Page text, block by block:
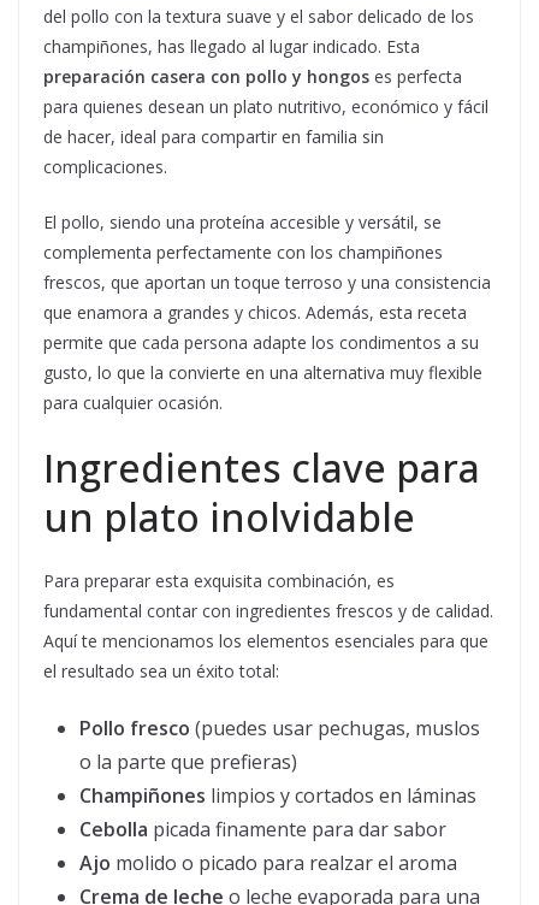
del pollo con la textura suave y el sabor delicado de los
champiñones, has llegado al lugar indicado. Esta
preparación casera con pollo y hongos es perfecta
para quienes desean un plato nutritivo, económico y fácil
de hacer, ideal para compartir en familia sin
complicaciones.
El pollo, siendo una proteína accesible y versátil, se
complementa perfectamente con los champiñones
frescos, que aportan un toque terroso y una consistencia
que enamora a grandes y chicos. Además, esta receta
permite que cada persona adapte los condimentos a su
gusto, lo que la convierte en una alternativa muy flexible
para cualquier ocasión.
Ingredientes clave para
un plato inolvidable
Para preparar esta exquisita combinación, es
fundamental contar con ingredientes frescos y de calidad.
Aquí te mencionamos los elementos esenciales para que
el resultado sea un éxito total:
Pollo fresco (puedes usar pechugas, muslos
o la parte que prefieras)
Champiñones limpios y cortados en láminas
Cebolla picada finamente para dar sabor
Ajo molido o picado para realzar el aroma
Crema de leche o leche evaporada para una